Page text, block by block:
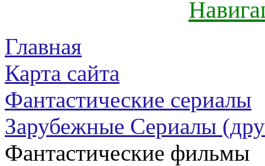
Главная
Карта сайта
Фантастические сериалы
Зарубежные Сериалы
Фантастические фильмы